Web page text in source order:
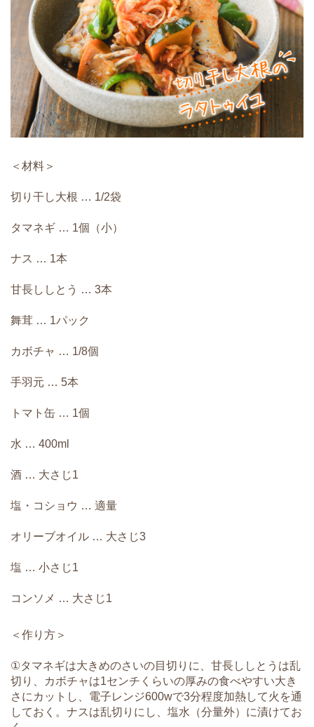
＜材料＞
切り干し大根 … 1/2袋
タマネギ … 1個（小）
ナス … 1本
甘長ししとう … 3本
舞茸 … 1パック
カボチャ … 1/8個
手羽元 … 5本
トマト缶 … 1個
水 … 400ml
酒 … 大さじ1
塩・コショウ … 適量
オリーブオイル … 大さじ3
塩 … 小さじ1
コンソメ … 大さじ1
＜作り方＞
①タマネギは大きめのさいの目切りに、甘長ししとうは乱
切り、カボチャは1センチくらいの厚みの食べやすい大き
さにカットし、電子レンジ600wで3分程度加熱して火を通
しておく。ナスは乱切りにし、塩水（分量外）に漬けてお